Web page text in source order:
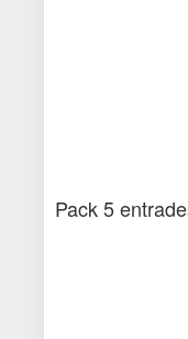
Pack 5